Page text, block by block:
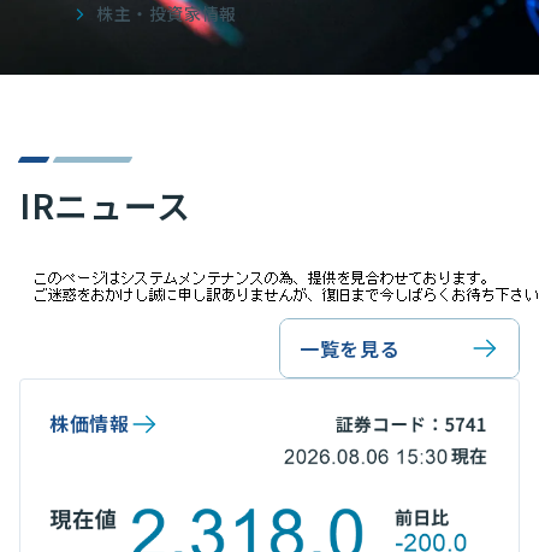
株主・投資家情報
IRニュース
一覧を見る
株価情報